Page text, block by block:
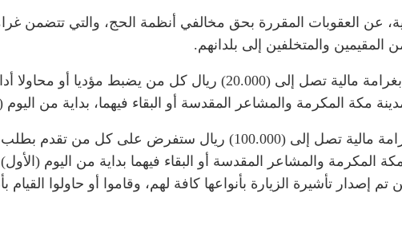
المقيمين والمتخلفين إلى بلدانهم.
وبحسب بيان للوزارة، يعاقب بغرامة مالية تصل إلى
مكة المكرمة والمشاعر المقدسة أو البقاء فيهما، بداية من اليوم (الأول) من
وأضاف البيان أن العقوبات بغرامة مالية تصل إلى
تم إصدار تأشيرة الزيارة بأنواعها كافة لهم، وقاموا أو حاولوا